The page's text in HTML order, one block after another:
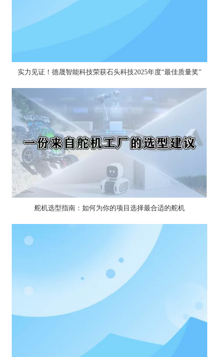
实力见证！德晟智能科技荣获石头科技2025年度“最佳质量奖”
舵机选型指南：如何为你的项目选择最合适的舵机